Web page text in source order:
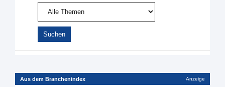
Aus dem Branchenindex Anzeige